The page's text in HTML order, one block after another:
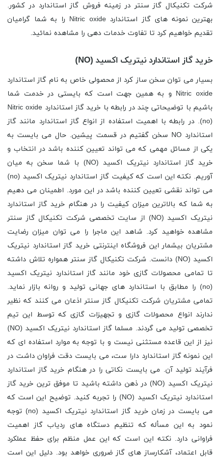
شرکت تکنیکال گاز سنتر در زمینه فروش گاز استاندارد در کشور.
بهترین نمونه های گاز استاندارد Nitric oxide را به شما گرامیان
تقدیم خواهیم کرد تا تفاوت خدمات دهی را مشاهده نمائید.
خرید گاز استاندارد نیتریک اکسید (NO)
بسیار می توان سخن ساز کرد از محصولی خاص به نام گاز استاندارد
Nitric oxide و به همین جهت است که بایستی در خدمت شما
باشیم با توضیحاتی چند در رابطه با خرید گاز استاندارد Nitric oxide
(no). در رابطه با اهمیت استفاده از انواع گاز استاندارد مانند گاز
استاندارد NO سخن گفتیم در قسمت پیشین. حال می بایست به
یکی از مسائل مهمی که می تواند تعیین کننده باشد در انتخاب و
خرید گاز استاندارد نیتریک اکسید (NO) با شما سخن به میان
آوریم. نکته این است که کیفیت گاز استاندارد نیتریک اکسید (no)
می تواند نقشی تعیین کننده باشد در این مورد. اطمینان می دهیم
به شما که بالاترین میزان کیفیت را در هنگام خرید گاز استاندارد
نیتریک اکسید (NO) از سایت تخصصی شرکت تکنیکال گاز سنتر
مشاهده خواهید کرد. شاهد این ماجرا را می توان میزان رضایت
مشتریان بیشمار این فروشگاه اینترنتی خرید گاز استاندارد نیتریک
اکسید (NO) دانست. شرکت تکنیکال گاز سنتر همواره تلاش داشته
تا تمامی محصولات گازی خود مانند گاز استاندارد نیتریک اکسید
(no) را مطابق با استاندارد های جهانی تولید و روانه بازار نماید.
تمامی مشتریان شرکت تکنیکال گاز سنتر اذعان می کنند که نظیر
ندارند انواع محصولات گازی و تجهیزات گازی که توسط این تیم
تخصصی تولید می گردند. مسلما گاز استاندارد نیتریک اکسید (NO)
نیز از این قاعده مستثنی نیست و با توجه به موارد استفاده ای که
این نمونه گاز استاندارد دارا ست، می بایست دقت فراوان داشت در
فرآیند تولید آن. می بایست نکاتی را در هنگام خرید گاز استاندارد
نیتریک اکسید (NO) در ذهن داشته باشید تا موفق ترین خرید گاز
استاندارد نیتریک اکسید (NO) را تجربه کنید. توضیح این است که
می بایست در زمان خرید گاز استاندارد نیتریک اکسید (no) توجه
نمود به این مسأله که تنظیم دستگاه های ردیاب گاز اهمیت
فراوانی دارد. نکته این است که این عمل منظم برای حفظ عملکرد
قابل اعتماد، آشکارساز های گاز ضروری خواهد بود. دلیل این است